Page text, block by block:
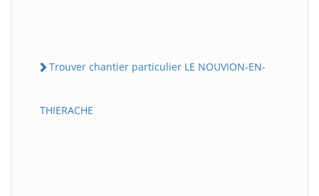
Trouver chantier particulier LE NOUVION-EN-
THIERACHE